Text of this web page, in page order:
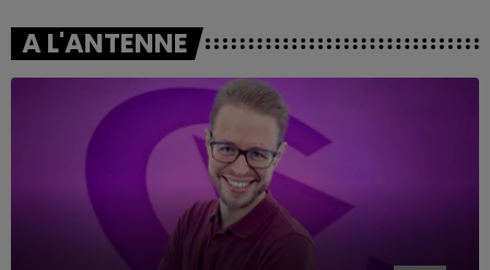
A L'ANTENNE